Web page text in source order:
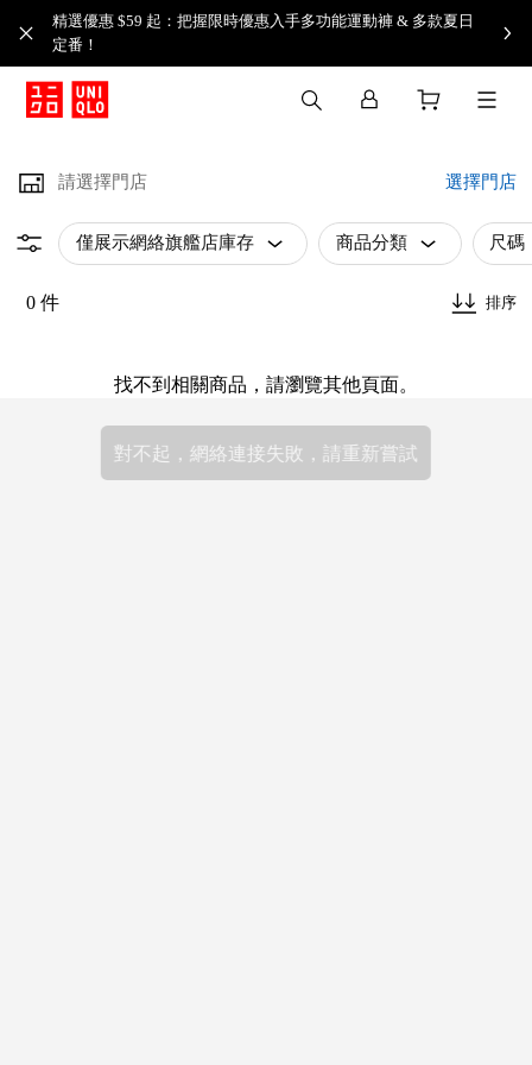
精選優惠 $59 起：把握限時優惠入手多功能運動褲 & 多款夏日
定番！​
請選擇門店 選擇門店
僅展示網絡旗艦店庫存 商品分類 尺碼
0 件 排序
找不到相關商品，請瀏覽其他頁面。